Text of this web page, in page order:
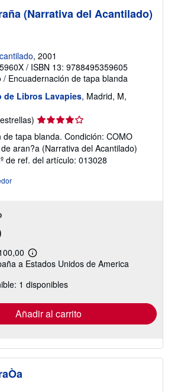
(Narrativa del Acantilado)
, 2001
/ ISBN 13: 9788495359605
/ Encuadernación de tapa blanda
de Libros Lavapies, Madrid, M,
Calificación
del
vendedor:
4
de
de tapa blanda. Condición: COMO
aran?a (Narrativa del Acantilado)
de ref. del artículo: 013028
Más
información
las
tarifas
envío
a Estados Unidos de America
1 disponibles
Añadir al carrito